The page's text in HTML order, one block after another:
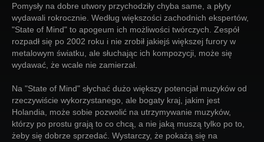
Więcej
Login
Pomysły na dobre utwory przychodziły chyba same, a płyty
wydawali rokrocznie. Według większości zachodnich ekspertów,
"State of Mind" to apogeum ich możliwości twórczych. Zespół
rozpadł się po 2002 roku i nie zrobił jakiejś większej furory w
metalowym światku, ale słuchając ich kompozycji, może się
wydawać, że wcale nie zamierzał.
Na "State of Mind" słychać dużo większy potencjał muzyków od
rzeczywiście wykorzystanego, ale bogaty kraj, jakim jest
Holandia, może sobie pozwolić na utrzymywanie muzyków,
którzy po prostu grają to co chcą, a nie jaką muszą tylko po to,
żeby się dobrze sprzedać. Wystarczy, że pokażą się na